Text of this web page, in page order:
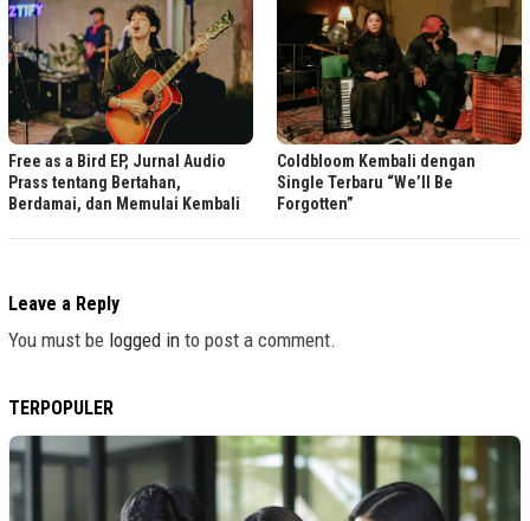
Free as a Bird EP, Jurnal Audio
Prass tentang Bertahan,
Berdamai, dan Memulai Kembali
Coldbloom Kembali dengan
Single Terbaru “We’ll Be
Forgotten”
Leave a Reply
You must be logged in to post a comment.
TERPOPULER